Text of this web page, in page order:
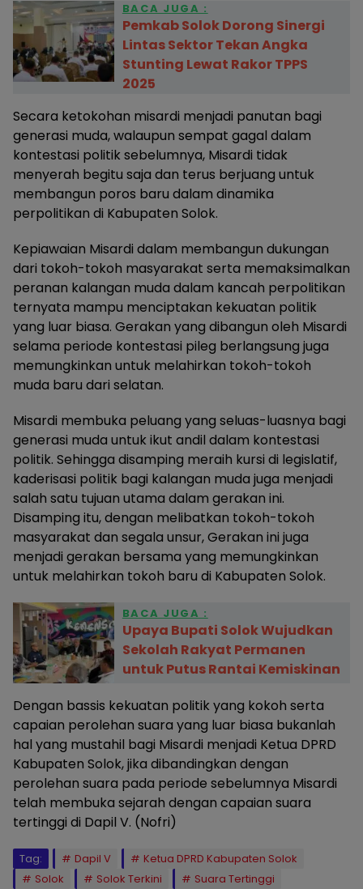
BACA JUGA :
Pemkab Solok Dorong Sinergi
Lintas Sektor Tekan Angka
Stunting Lewat Rakor TPPS
2025
Secara ketokohan misardi menjadi panutan bagi
generasi muda, walaupun sempat gagal dalam
kontestasi politik sebelumnya, Misardi tidak
menyerah begitu saja dan terus berjuang untuk
membangun poros baru dalam dinamika
perpolitikan di Kabupaten Solok.
Kepiawaian Misardi dalam membangun dukungan
dari tokoh-tokoh masyarakat serta memaksimalkan
peranan kalangan muda dalam kancah perpolitikan
ternyata mampu menciptakan kekuatan politik
yang luar biasa. Gerakan yang dibangun oleh Misardi
selama periode kontestasi pileg berlangsung juga
memungkinkan untuk melahirkan tokoh-tokoh
muda baru dari selatan.
Misardi membuka peluang yang seluas-luasnya bagi
generasi muda untuk ikut andil dalam kontestasi
politik. Sehingga disamping meraih kursi di legislatif,
kaderisasi politik bagi kalangan muda juga menjadi
salah satu tujuan utama dalam gerakan ini.
Disamping itu, dengan melibatkan tokoh-tokoh
masyarakat dan segala unsur, Gerakan ini juga
menjadi gerakan bersama yang memungkinkan
untuk melahirkan tokoh baru di Kabupaten Solok.
BACA JUGA :
Upaya Bupati Solok Wujudkan
Sekolah Rakyat Permanen
untuk Putus Rantai Kemiskinan
Dengan bassis kekuatan politik yang kokoh serta
capaian perolehan suara yang luar biasa bukanlah
hal yang mustahil bagi Misardi menjadi Ketua DPRD
Kabupaten Solok, jika dibandingkan dengan
perolehan suara pada periode sebelumnya Misardi
telah membuka sejarah dengan capaian suara
tertinggi di Dapil V. (Nofri)
Tag: Dapil V
Ketua DPRD Kabupaten Solok
Solok
Solok Terkini Suara Tertinggi